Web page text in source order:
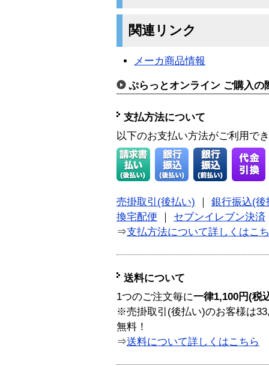
関連リンク
メーカ商品情報
ぷらっとオンライン ご購入の
支払方法について
以下のお支払い方法がご利用で
売掛取引(後払い)
銀行振込(後
換宅配便
セブンイレブン決済
⇒支払方法について詳しくはこ
送料について
1つのご注文毎に一律1,100円(税
※売掛取引(後払い)のお客様は
無料！
⇒送料について詳しくはこちら